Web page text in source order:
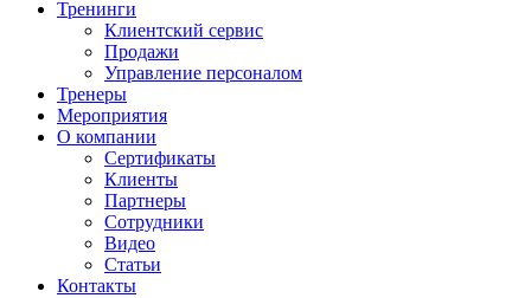
Тренинги
Клиентский сервис
Продажи
Управление персоналом
Тренеры
Мероприятия
О компании
Сертификаты
Клиенты
Партнеры
Сотрудники
Видео
Статьи
Контакты